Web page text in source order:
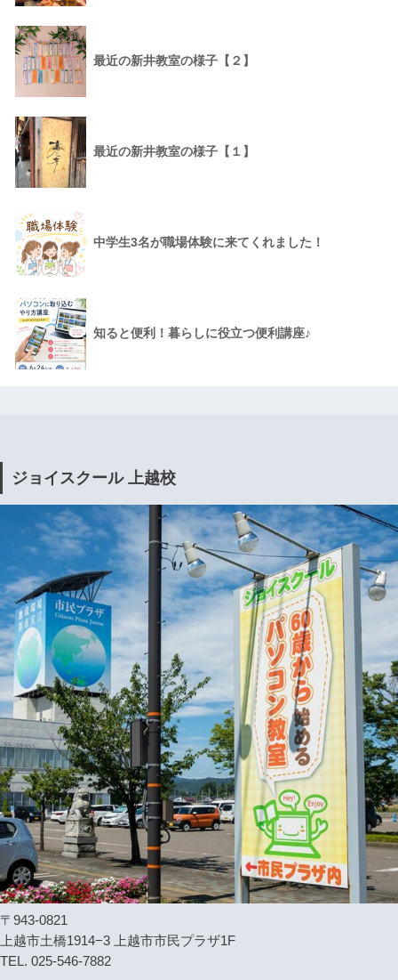
最近の新井教室の様子【２】
最近の新井教室の様子【１】
中学生3名が職場体験に来てくれました！
知ると便利！暮らしに役立つ便利講座♪
ジョイスクール 上越校
〒943-0821
上越市土橋1914−3 上越市市民プラザ1F
TEL. 025-546-7882